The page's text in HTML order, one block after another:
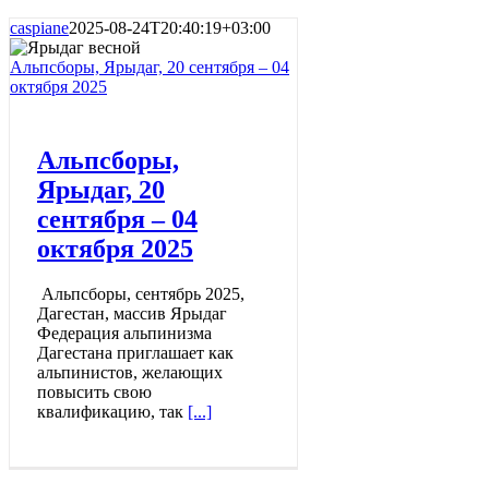
caspiane2025-08-24T20:40:19+03:00
Альпсборы, Ярыдаг, 20 сентября – 04
октября 2025
Альпсборы,
Ярыдаг, 20
сентября – 04
октября 2025
Альпсборы, сентябрь 2025,
Дагестан, массив Ярыдаг
Федерация альпинизма
Дагестана приглашает как
альпинистов, желающих
повысить свою
квалификацию, так [...]